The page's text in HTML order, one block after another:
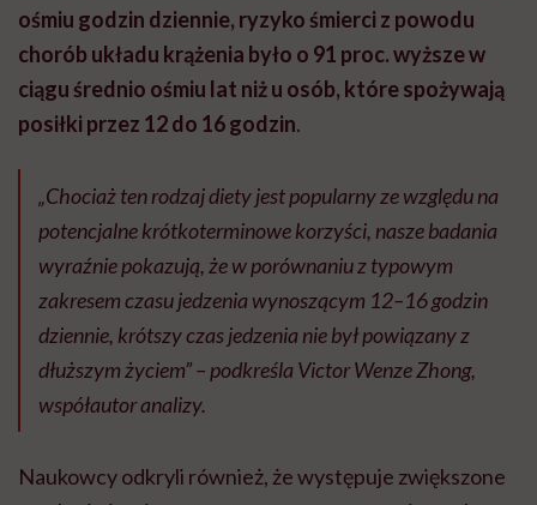
ośmiu godzin dziennie, ryzyko śmierci z powodu
chorób układu krążenia było o 91 proc. wyższe w
ciągu średnio ośmiu lat niż u osób, które spożywają
posiłki przez 12 do 16 godzin.
„Chociaż ten rodzaj diety jest popularny ze względu na
potencjalne krótkoterminowe korzyści, nasze badania
wyraźnie pokazują, że w porównaniu z typowym
zakresem czasu jedzenia wynoszącym 12–16 godzin
dziennie, krótszy czas jedzenia nie był powiązany z
dłuższym życiem” – podkreśla Victor Wenze Zhong,
współautor analizy.
Naukowcy odkryli również, że występuje zwiększone